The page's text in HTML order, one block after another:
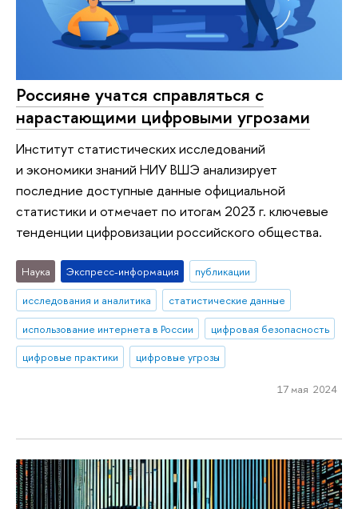
Россияне учатся справляться с
нарастающими цифровыми угрозами
Институт статистических исследований
и экономики знаний НИУ ВШЭ анализирует
последние доступные данные официальной
статистики и отмечает по итогам 2023 г. ключевые
тенденции цифровизации российского общества.
Наука Экспресс-информация
публикации
исследования и аналитика
статистические данные
использование интернета в России
цифровая безопасность
цифровые практики
цифровые угрозы
17 мая 2024